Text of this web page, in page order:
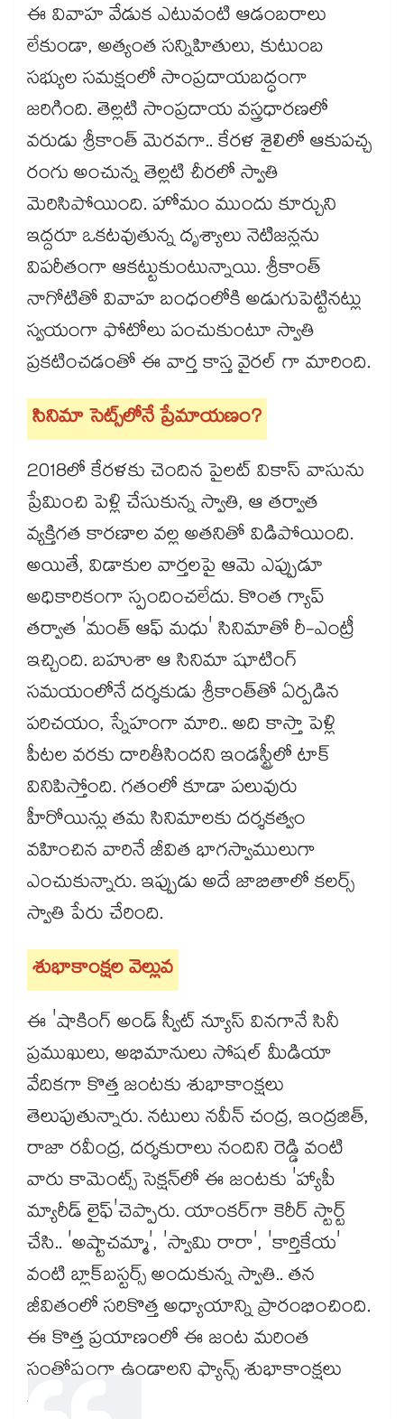
ఈ వివాహ వేడుక ఎటువంటి ఆడంబరాలు
లేకుండా, అత్యంత సన్నిహితులు, కుటుంబ
సభ్యుల సమక్షంలో సాంప్రదాయబద్ధంగా
జరిగింది. తెల్లటి సాంప్రదాయ వస్త్రధారణలో
వరుడు శ్రీకాంత్ మెరవగా.. కేరళ శైలిలో ఆకుపచ్చ
రంగు అంచున్న తెల్లటి చీరలో స్వాతి
మెరిసిపోయింది. హోమం ముందు కూర్చుని
ఇద్దరూ ఒకటవుతున్న దృశ్యాలు నెటిజన్లను
విపరీతంగా ఆకట్టుకుంటున్నాయి. శ్రీకాంత్
నాగోటితో వివాహ బంధంలోకి అడుగుపెట్టినట్లు
స్వయంగా ఫోటోలు పంచుకుంటూ స్వాతి
ప్రకటించడంతో ఈ వార్త కాస్త వైరల్ గా మారింది.
సినిమా సెట్స్‌లోనే ప్రేమాయణం?
2018లో కేరళకు చెందిన పైలట్ వికాస్ వాసును
ప్రేమించి పెళ్లి చేసుకున్న స్వాతి, ఆ తర్వాత
వ్యక్తిగత కారణాల వల్ల అతనితో విడిపోయింది.
అయితే, విడాకుల వార్తలపై ఆమె ఎప్పుడూ
అధికారికంగా స్పందించలేదు. కొంత గ్యాప్
తర్వాత 'మంత్ ఆఫ్ మధు' సినిమాతో రీ-ఎంట్రీ
ఇచ్చింది. బహుశా ఆ సినిమా షూటింగ్
సమయంలోనే దర్శకుడు శ్రీకాంత్‌తో ఏర్పడిన
పరిచయం, స్నేహంగా మారి.. అది కాస్తా పెళ్లి
పీటల వరకు దారితీసిందని ఇండస్ట్రీలో టాక్
వినిపిస్తోంది. గతంలో కూడా పలువురు
హీరోయిన్లు తమ సినిమాలకు దర్శకత్వం
వహించిన వారినే జీవిత భాగస్వాములుగా
ఎంచుకున్నారు. ఇప్పుడు అదే జాబితాలో కలర్స్
స్వాతి పేరు చేరింది.
శుభాకాంక్షల వెల్లువ
ఈ 'షాకింగ్ అండ్ స్వీట్ న్యూస్ వినగానే సినీ
ప్రముఖులు, అభిమానులు సోషల్ మీడియా
వేదికగా కొత్త జంటకు శుభాకాంక్షలు
తెలుపుతున్నారు. నటులు నవీన్ చంద్ర, ఇంద్రజిత్,
రాజా రవీంద్ర, దర్శకురాలు నందిని రెడ్డి వంటి
వారు కామెంట్స్ సెక్షన్‌లో ఈ జంటకు 'హ్యాపీ
మ్యారీడ్ లైఫ్'చెప్పారు. యాంకర్‌గా కెరీర్ స్టార్ట్
చేసి.. 'అష్టాచమ్మా', 'స్వామి రారా', 'కార్తికేయ'
వంటి బ్లాక్‌బస్టర్స్ అందుకున్న స్వాతి.. తన
జీవితంలో సరికొత్త అధ్యాయాన్ని ప్రారంభించింది.
ఈ కొత్త ప్రయాణంలో ఈ జంట మరింత
సంతోషంగా ఉండాలని ఫ్యాన్స్ శుభాకాంక్షలు
చెబుతున్నారు.